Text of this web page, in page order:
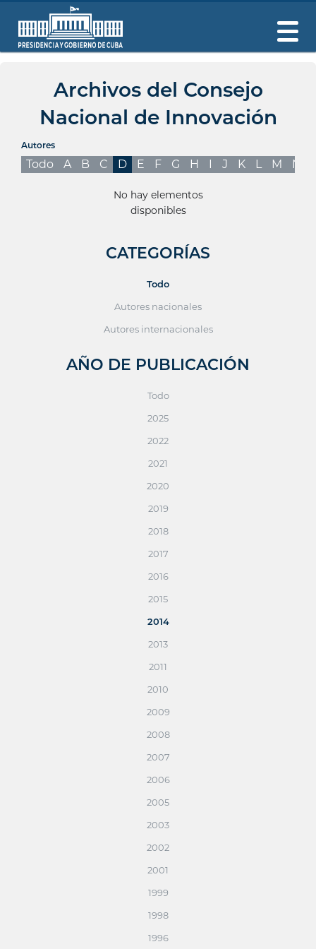
Archivos del Consejo
Nacional de Innovación
Autores
Todo A B C D E F G H I J K L M N
No hay elementos
disponibles
CATEGORÍAS
Todo
Autores nacionales
Autores internacionales
AÑO DE PUBLICACIÓN
Todo
2025
2022
2021
2020
2019
2018
2017
2016
2015
2014
2013
2011
2010
2009
2008
2007
2006
2005
2003
2002
2001
1999
1998
1996